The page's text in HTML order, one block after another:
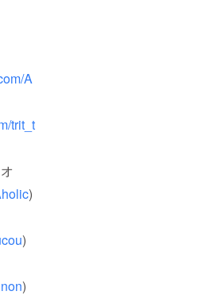
A
trit_t
)
)
)